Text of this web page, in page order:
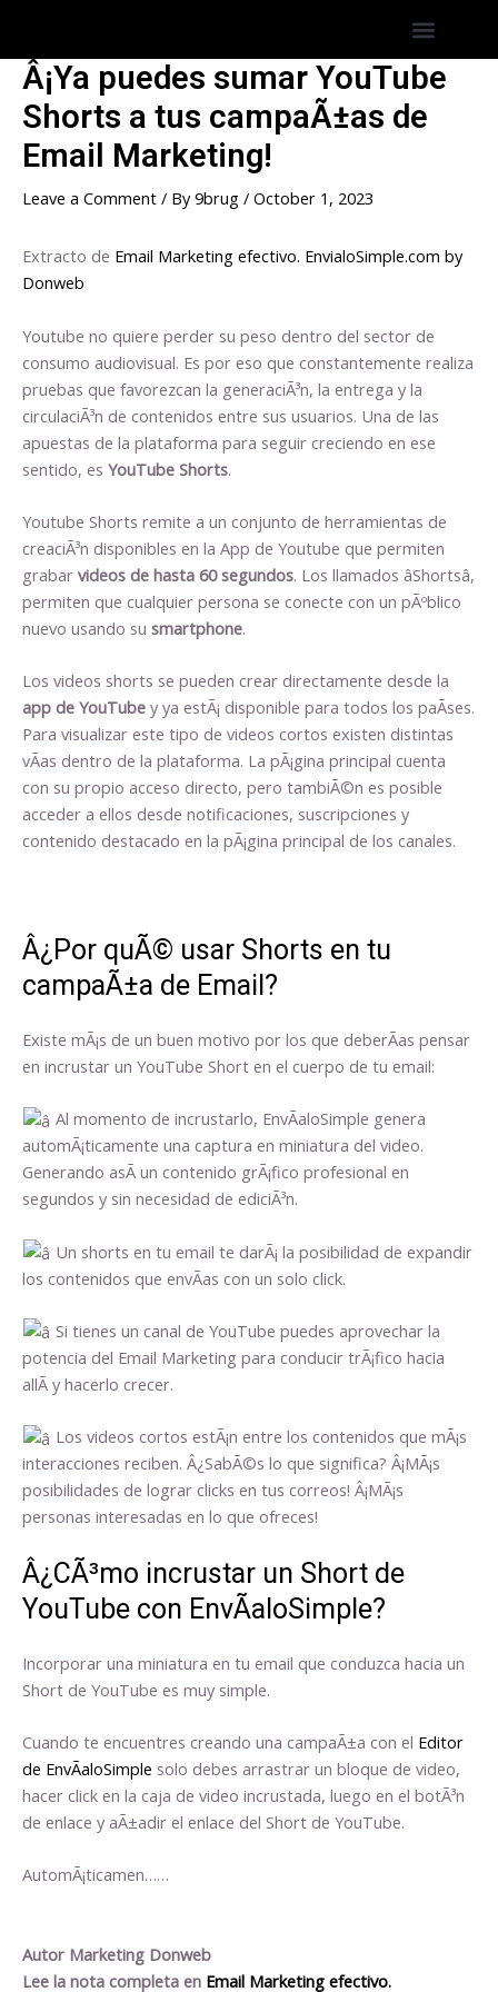
content
Menu
Â¡Ya puedes sumar YouTube
Shorts a tus campaÃ±as de
Email Marketing!
Leave a Comment / By9brug / October 1, 2023
Extracto de Email Marketing efectivo. EnvialoSimple.com by
Donweb
Youtube no quiere perder su peso dentro del sector de
consumo audiovisual. Es por eso que constantemente realiza
pruebas que favorezcan la generaciÃ³n, la entrega y la
circulaciÃ³n de contenidos entre sus usuarios. Una de las
apuestas de la plataforma para seguir creciendo en ese
sentido, es YouTube Shorts.
Youtube Shorts remite a un conjunto de herramientas de
creaciÃ³n disponibles en la App de Youtube que permiten
grabar videos de hasta 60 segundos. Los llamados âShortsâ,
permiten que cualquier persona se conecte con un pÃºblico
nuevo usando su smartphone.
Los videos shorts se pueden crear directamente desde la
app de YouTube y ya estÃ¡ disponible para todos los paÃ­ses.
Para visualizar este tipo de videos cortos existen distintas
vÃ­as dentro de la plataforma. La pÃ¡gina principal cuenta
con su propio acceso directo, pero tambiÃ©n es posible
acceder a ellos desde notificaciones, suscripciones y
contenido destacado en la pÃ¡gina principal de los canales.
Â¿Por quÃ© usar Shorts en tu
campaÃ±a de Email?
Existe mÃ¡s de un buen motivo por los que deberÃ­as pensar
en incrustar un YouTube Short en el cuerpo de tu email:
Al momento de incrustarlo, EnvÃ­aloSimple genera
automÃ¡ticamente una captura en miniatura del video.
Generando asÃ­ un contenido grÃ¡fico profesional en
segundos y sin necesidad de ediciÃ³n.
Un shorts en tu email te darÃ¡ la posibilidad de expandir
los contenidos que envÃ­as con un solo click.
Si tienes un canal de YouTube puedes aprovechar la
potencia del Email Marketing para conducir trÃ¡fico hacia
allÃ­ y hacerlo crecer.
Los videos cortos estÃ¡n entre los contenidos que mÃ¡s
interacciones reciben. Â¿SabÃ©s lo que significa? Â¡MÃ¡s
posibilidades de lograr clicks en tus correos! Â¡MÃ¡s
personas interesadas en lo que ofreces!
Â¿CÃ³mo incrustar un Short de
YouTube con EnvÃ­aloSimple?
Incorporar una miniatura en tu email que conduzca hacia un
Short de YouTube es muy simple.
Cuando te encuentres creando una campaÃ±a con el Editor
de EnvÃ­aloSimple solo debes arrastrar un bloque de video,
hacer click en la caja de video incrustada, luego en el botÃ³n
de enlace y aÃ±adir el enlace del Short de YouTube.
AutomÃ¡ticamen……
Autor Marketing Donweb
Lee la nota completa en Email Marketing efectivo.